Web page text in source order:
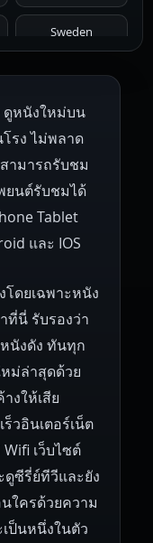
1955
1940 1939
Sweden
Poland
Bulgaria
Turkey
ดูหนังใหม่บน
รง ไม่พลาด
ามารถรับชม
ยนต์รับชมได้
Tablet
และ IOS
ดยเฉพาะหนัง
นี่ รับรองว่า
นังดัง ทันทุก
ม่ล่าสุดด้วย
งให้เสีย
วอินเตอร์เน็ต
เว็บไซต์
ดูซีรี่ย์ทีวีและยัง
ใครด้วยความ
ป็นหนึ่งในตัว